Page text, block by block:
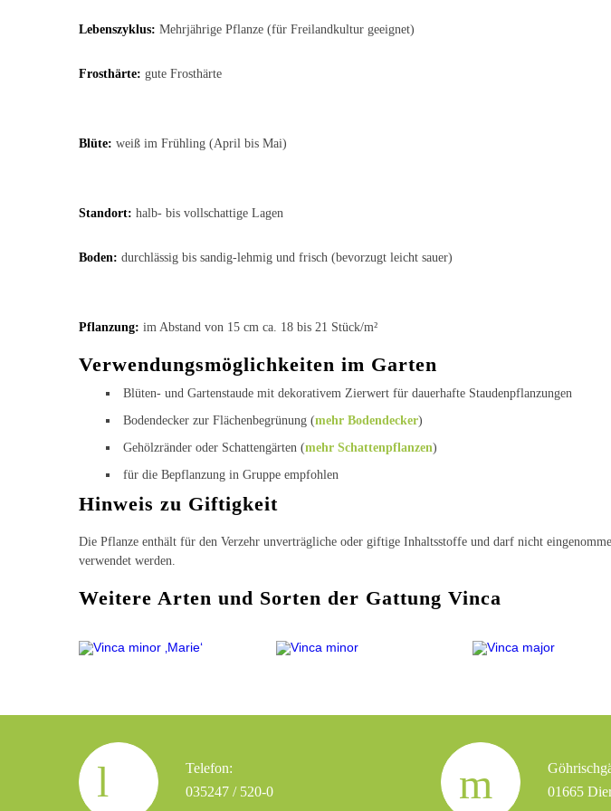
Lebenszyklus: Mehrjährige Pflanze (für Freilandkultur geeignet)
Frosthärte: gute Frosthärte
Blüte: weiß im Frühling (April bis Mai)
Standort: halb- bis vollschattige Lagen
Boden: durchlässig bis sandig-lehmig und frisch (bevorzugt leicht sauer)
Pflanzung: im Abstand von 15 cm ca. 18 bis 21 Stück/m²
Verwendungsmöglichkeiten im Garten
Blüten- und Gartenstaude mit dekorativem Zierwert für dauerhafte Staudenpflanzungen
Bodendecker zur Flächenbegrünung (mehr Bodendecker)
Gehölzränder oder Schattengärten (mehr Schattenpflanzen)
für die Bepflanzung in Gruppe empfohlen
Hinweis zu Giftigkeit
Die Pflanze enthält für den Verzehr unverträgliche oder giftige Inhaltsstoffe und darf nicht
verwendet werden.
Weitere Arten und Sorten der Gattung Vinca
Telefon:
035247 / 520-0
01665